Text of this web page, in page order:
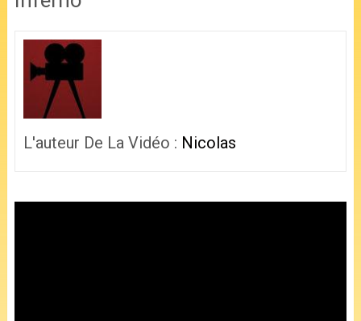
L'auteur De La Vidéo : Nicolas